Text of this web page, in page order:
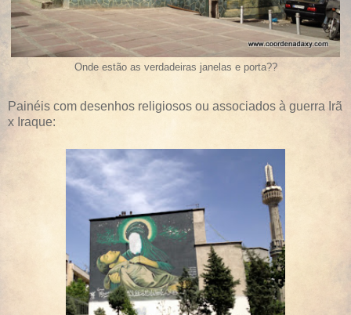
Onde estão as verdadeiras janelas e porta??
Painéis com desenhos religiosos ou associados à guerra Irã
x Iraque: